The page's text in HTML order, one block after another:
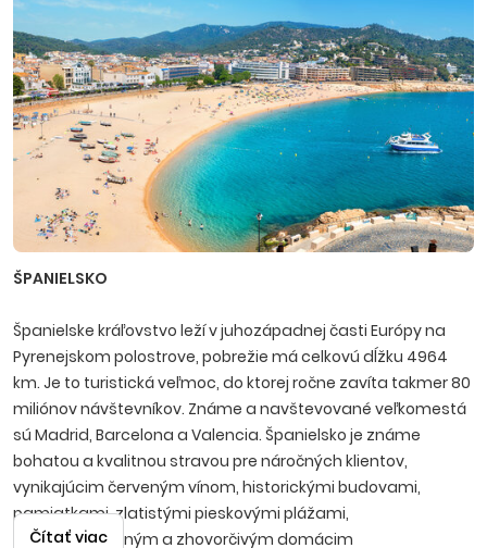
ŠPANIELSKO
Španielske kráľovstvo leží v juhozápadnej časti Európy na
Pyrenejskom polostrove, pobrežie má celkovú dĺžku 4964
km. Je to turistická veľmoc, do ktorej ročne zavíta takmer 80
miliónov návštevníkov. Známe a navštevované veľkomestá
sú Madrid, Barcelona a Valencia. Španielsko je známe
bohatou a kvalitnou stravou pre náročných klientov,
vynikajúcim červeným vínom, historickými budovami,
pamiatkami, zlatistými pieskovými plážami,
temperamentným a zhovorčivým domácim
Čítať viac